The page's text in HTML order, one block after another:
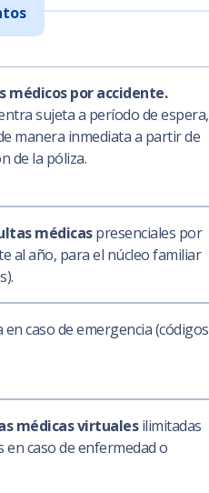
médicos por accidente.
sujeta a período de espera,
manera inmediata a partir de
de la póliza.
médicaspresenciales por
al año, para el núcleo familiar
caso de emergencia (códigos
médicas virtualesilimitadas
en caso de enfermedad o